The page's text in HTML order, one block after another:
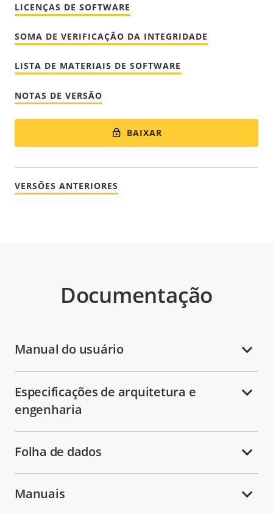
LICENÇAS DE SOFTWARE
SOMA DE VERIFICAÇÃO DA INTEGRIDADE
LISTA DE MATERIAIS DE SOFTWARE
NOTAS DE VERSÃO
BAIXAR
VERSÕES ANTERIORES
Documentação
Manual do usuário
Especificações de arquitetura e
engenharia
Folha de dados
Manuais